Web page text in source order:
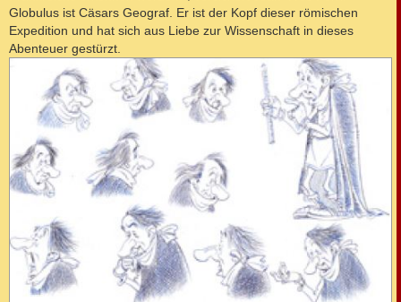
Globulus ist Cäsars Geograf. Er ist der Kopf dieser römischen
Expedition und hat sich aus Liebe zur Wissenschaft in dieses
Abenteuer gestürzt.